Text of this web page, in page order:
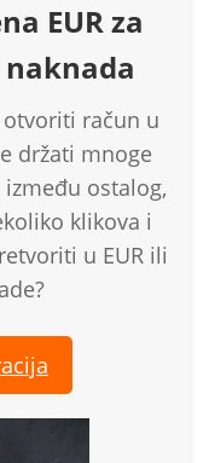
EUR za
naknada
otvoriti račun u
držati mnoge
između ostalog,
klikova i
u EUR ili